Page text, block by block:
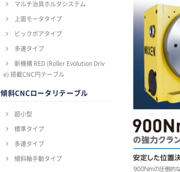
マルチ治具ホルダシステム
上面モータタイプ
ビックボアタイプ
多連タイプ
新機構 RED (Roller Evolution Driv
e) 搭載CNC円テーブル
傾斜CNCロータリテーブル
超小型
標準タイプ
多連タイプ
傾斜軸手動タイプ